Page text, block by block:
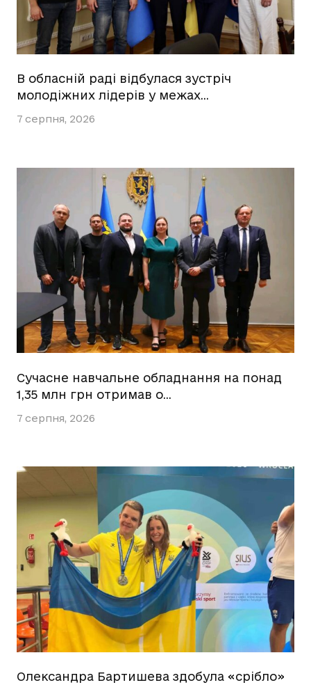
В обласній раді відбулася зустріч
молодіжних лідерів у межах…
7 серпня, 2026
Сучасне навчальне обладнання на понад
1,35 млн грн отримав о…
7 серпня, 2026
Олександра Бартишева здобула «срібло»